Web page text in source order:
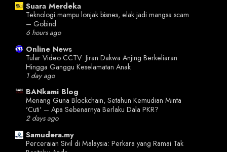
Suara Merdeka
Teknologi mampu lonjak bisnes, elak jadi mangsa scam
– Gobind
6 hours ago
Online News
Tular Video CCTV: Jiran Dakwa Anjing Berkeliaran
Hingga Ganggu Keselamatan Anak
1 day ago
BANkami Blog
Menang Guna Blockchain, Setahun Kemudian Minta
'Cuti' – Apa Sebenarnya Berlaku Dala PKR?
2 days ago
Samudera.my
Perceraian Sivil di Malaysia: Perkara yang Ramai Tak